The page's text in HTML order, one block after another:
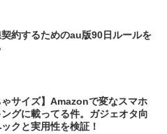
約するためのau版90日ルールを
ゃサイズ】Amazonで変なスマホ
グに載ってる件。ガジェオタ向
クと実用性を検証！